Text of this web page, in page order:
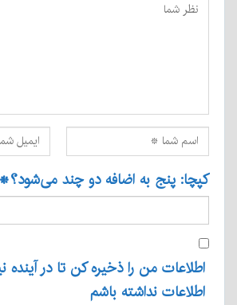
کپچا: پنج به اضافه دو چند می‌شود؟*
اطلاعات من را ذخیره کن تا در آینده
اطلاعات نداشته باشم